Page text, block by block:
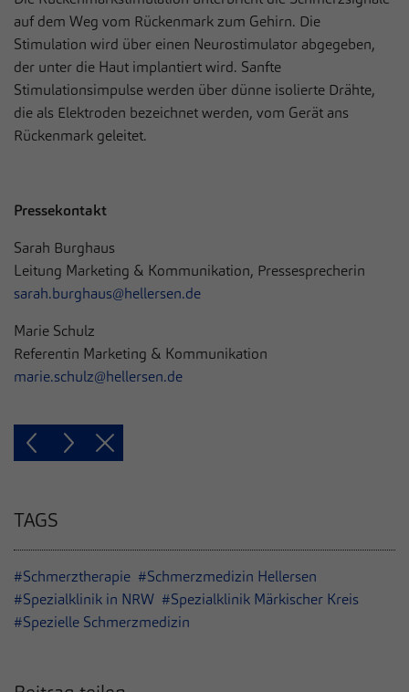
auf dem Weg vom Rückenmark zum Gehirn. Die
Stimulation wird über einen Neurostimulator abgegeben,
der unter die Haut implantiert wird. Sanfte
Stimulationsimpulse werden über dünne isolierte Drähte,
die als Elektroden bezeichnet werden, vom Gerät ans
Rückenmark geleitet.
Pressekontakt
Sarah Burghaus
Leitung Marketing & Kommunikation, Pressesprecherin
sarah.burghaus@hellersen.de
Marie Schulz
Referentin Marketing & Kommunikation
marie.schulz@hellersen.de
TAGS
#Schmerztherapie #Schmerzmedizin Hellersen
#Spezialklinik in NRW #Spezialklinik Märkischer Kreis
#Spezielle Schmerzmedizin